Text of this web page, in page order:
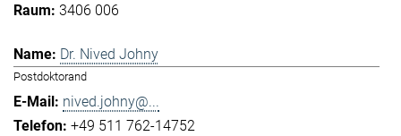
3406 006
Dr. Nived Johny
Postdoktorand
nived.johny@...
+49 511 762-14752